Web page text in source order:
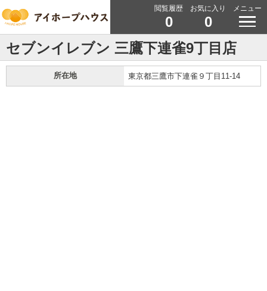
閲覧履歴
0
お気に入り
0
メニュー
セブンイレブン 三鷹下連雀9丁目店
所在地 東京都三鷹市下連雀９丁目11-14